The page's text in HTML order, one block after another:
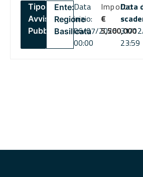
Tipo:
Avviso
Pubblico
Ente:
Regione
Basilicata
Data
inizio:
06/07/2026
00:00
Importo
€
5,500,000
Data
31/
23:59